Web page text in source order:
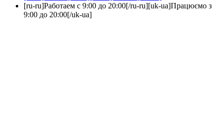
[ru-ru]Работаем с 9:00 до 20:00[/ru-ru][uk-ua]Працюємо з
9:00 до 20:00[/uk-ua]